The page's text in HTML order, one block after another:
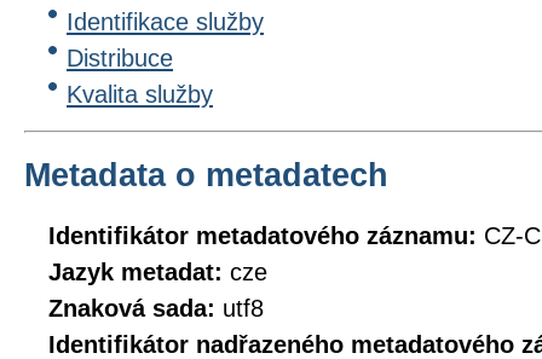
Identifikace služby
Distribuce
Kvalita služby
Metadata o metadatech
Identifikátor metadatového záznamu: CZ-
Jazyk metadat: cze
Znaková sada: utf8
Identifikátor nadřazeného metadatového